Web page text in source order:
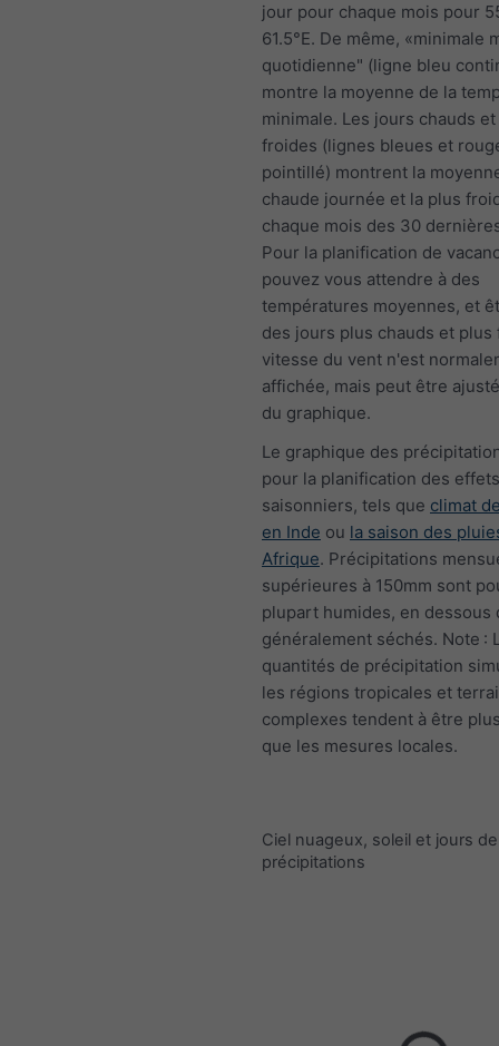
jour pour chaque mois pour
61.5°E. De même, «minimale
quotidienne" (ligne bleu
montre la moyenne de la
minimale. Les jours chauds
froides (lignes bleues et
pointillé) montrent la
chaude journée et la plus
chaque mois des 30
Pour la planification de
pouvez vous attendre à des
températures moyennes, et
des jours plus chauds et plus
vitesse du vent n'est
affichée, mais peut être
du graphique.
Le graphique des
pour la planification des effets
saisonniers, tels que climat
en Inde ou la saison des
Afrique. Précipitations
supérieures à 150mm sont
plupart humides, en dessous
généralement séchés. Note :
quantités de précipitation
les régions tropicales et
complexes tendent à être
que les mesures locales.
Ciel nuageux, soleil et jours de
précipitations